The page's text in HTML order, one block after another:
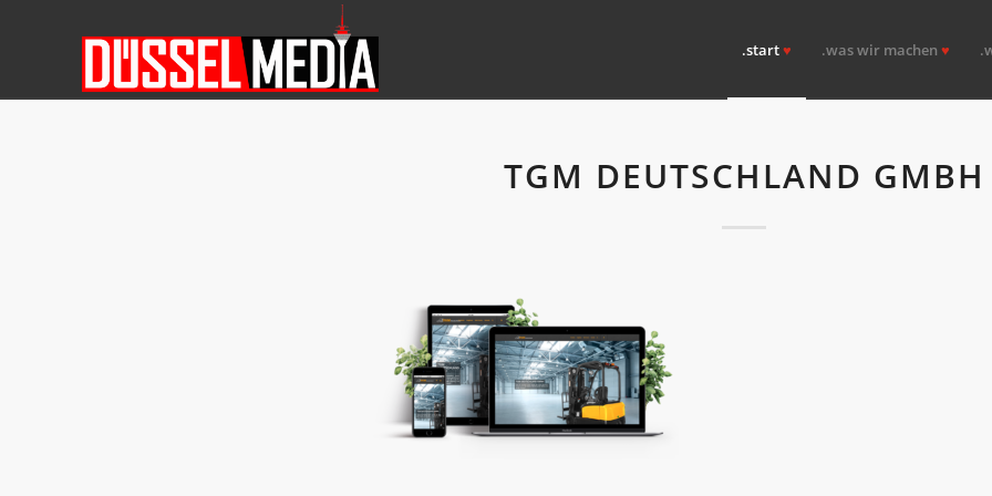
.start♥ .was wir machen ♥
TGM DEUTSCHLAND GMBH